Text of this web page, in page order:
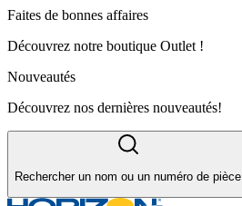
Faites de bonnes affaires
Découvrez notre boutique Outlet !
Nouveautés
Découvrez nos dernières nouveautés!
Rechercher un nom ou un numéro de pièce